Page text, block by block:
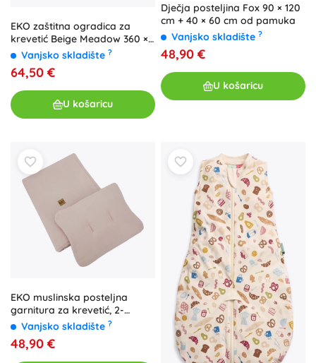
EKO zaštitna ogradica za
krevetić Beige Meadow 360 ×
35 cm
Vanjsko skladište ?
64,50 €
U košaricu
Dječja posteljina Fox 90 × 120
cm + 40 × 60 cm od pamuka
Vanjsko skladište ?
48,90 €
U košaricu
EKO muslinska posteljna
garnitura za krevetić, 2-
dijelna, bež (30 × 40 cm, 75 ×
100 cm)
Vanjsko skladište ?
48,90 €